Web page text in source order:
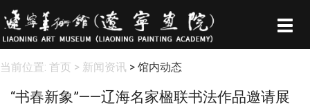
当前位置: 首页 > 新闻资讯 > 馆内动态
“书春新象”——辽海名家楹联书法作品邀请展